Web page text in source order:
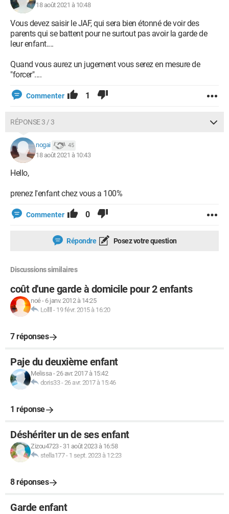
18 août 2021 à 10:48
Vous devez saisir le JAF, qui sera bien étonné de voir des
parents qui se battent pour ne surtout pas avoir la garde de
leur enfant....
Quand vous aurez un jugement vous serez en mesure de
"forcer"....
Commenter 1
RÉPONSE 3 / 3
nogai 45
18 août 2021 à 10:43
Hello,
prenez l'enfant chez vous a 100%
Commenter 0
Répondre Posez votre question
Discussions similaires
coût d'une garde à domicile pour 2 enfants
noé- 6 janv. 2012 à 14:25
Lollll - 19 févr. 2015 à 16:20
7 réponses
Paje du deuxième enfant
Melissa-26 avr. 2017 à 15:42
doris33-26 avr. 2017 à 15:46
1 réponse
Déshériter un de ses enfant
Zizou4723- 31 août 2023 à 16:58
stella177- 1 sept. 2023 à 12:23
8 réponses
Garde enfant